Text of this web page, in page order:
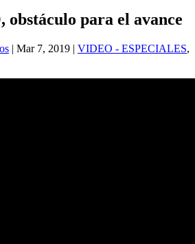
obstáculo para el avance
| Mar 7, 2019 | VIDEO - ESPECIALES,